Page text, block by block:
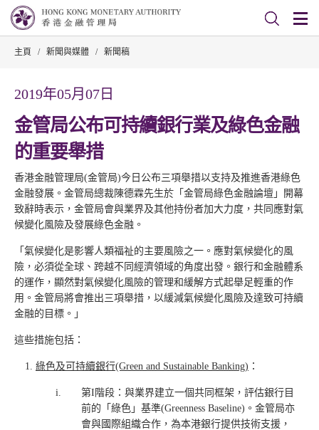
主頁 / 新聞與媒體 / 新聞稿
2019年05月07日
金管局公布可持續銀行業及綠色金融
的重要舉措
香港金融管理局(金管局)今日公布三項舉措以支持及推進香港綠色
金融發展。金管局總裁陳德霖先生於「金管局綠色金融論壇」開幕
致辭時表示，金管局會與業界及其他持份者加大力度，共同應對氣
候變化風險及發展綠色金融。
「氣候變化是影響人類福祉的主要風險之一。應對氣候變化的風
險，必須從全球、跨越不同經濟領域的角度出發。銀行和金融體系
的運作，顯然對氣候變化風險的管理和緩解方式起舉足輕重的作
用。金管局將會推出三項舉措，以緩減氣候變化風險及達致可持續
金融的目標。」
這些措施包括：
綠色及可持續銀行(Green and Sustainable Banking) ：
i.
第I階段：與業界建立一個共同框架，評估銀行目
前的「綠色」基準(Greenness Baseline)。金管局亦
會與國際組織合作，為本港銀行提供技術支援，